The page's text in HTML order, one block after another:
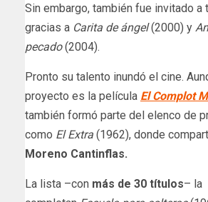
Sin embargo, también fue invitado a
gracias a Carita de ángel(2000) y
pecado(2004).
Pronto su talento inundó el cine.
proyecto es la película El Complot
también formó parte del elenco de
como El Extra (1962), donde
Moreno Cantinflas.
La lista –con más de 30 títulos– la